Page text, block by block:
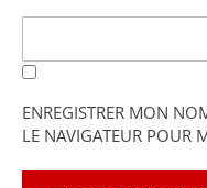
ENREGISTRER MON
LE NAVIGATEUR POUR